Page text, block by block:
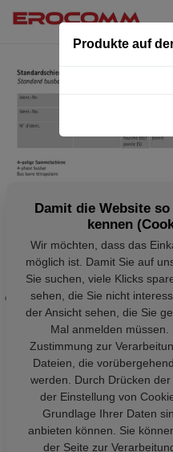
Produkte auf
Damit die Website
kennen
Wir möchten, dass das
möglich ist. Damit Sie auf
Sie suchen, viele Klicks
sehen, die Sie nicht
der Ansicht sehen, die Sie
Mal anmelden
Zustimmung zur
Dateien, die
werden. Durch Drücken der
der Einstellung von
Grundlage Ihrer Daten
anbieten können. Sie
der Seite zur